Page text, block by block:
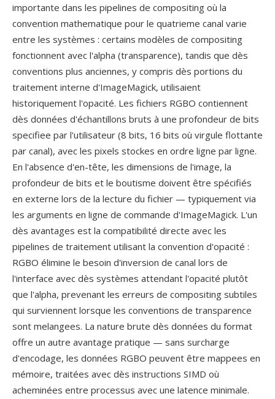
importante dans les pipelines de compositing où la
convention mathematique pour le quatrieme canal varie
entre les systèmes : certains modèles de compositing
fonctionnent avec l'alpha (transparence), tandis que dès
conventions plus anciennes, y compris dès portions du
traitement interne d'ImageMagick, utilisaient
historiquement l'opacité. Les fichiers RGBO contiennent
dès données d'échantillons bruts à une profondeur de bits
specifiee par l'utilisateur (8 bits, 16 bits où virgule flottante
par canal), avec les pixels stockes en ordre ligne par ligne.
En l'absence d'en-tête, les dimensions de l'image, la
profondeur de bits et le boutisme doivent être spécifiés
en externe lors de la lecture du fichier — typiquement via
les arguments en ligne de commande d'ImageMagick. L'un
dès avantages est la compatibilité directe avec les
pipelines de traitement utilisant la convention d'opacité :
RGBO élimine le besoin d'inversion de canal lors de
l'interface avec dès systèmes attendant l'opacité plutôt
que l'alpha, prevenant les erreurs de compositing subtiles
qui surviennent lorsque les conventions de transparence
sont melangees. La nature brute dès données du format
offre un autre avantage pratique — sans surcharge
d'encodage, les données RGBO peuvent être mappees en
mémoire, traitées avec dès instructions SIMD où
acheminées entre processus avec une latence minimale.